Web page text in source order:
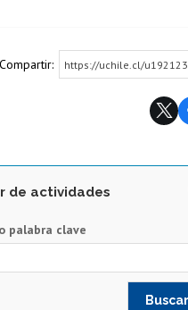
Compartir: https://uchile.cl/u192123
de actividades
palabra clave